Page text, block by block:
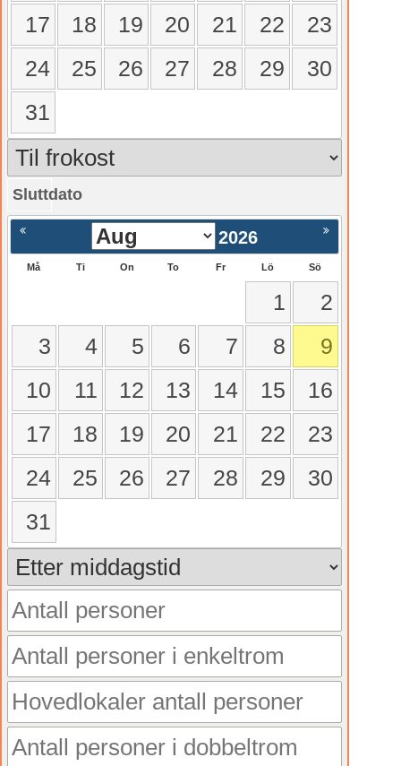
17
18 19 20 21 22
23
24
25 26 27 28 29
30
31
Sluttdato
Nästa >
2026
Må Ti On To Fr Lö Sö
1
2
3
4 5 6 7 8
9
10
11 12 13 14 15
16
17
18 19 20 21 22
23
24
25 26 27 28 29
30
31